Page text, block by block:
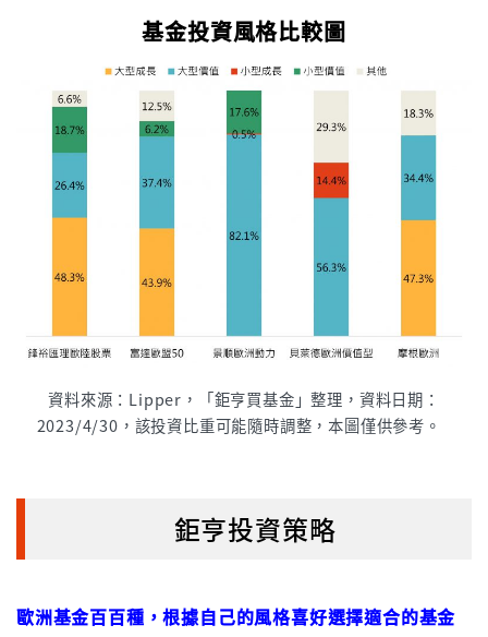
基金投資風格比較圖
資料來源：Lipper，「鉅亨買基金」整理，資料日期：
2023/4/30，該投資比重可能隨時調整，本圖僅供參考。
鉅亨投資策略
歐洲基金百百種，根據自己的風格喜好選擇適合的基金